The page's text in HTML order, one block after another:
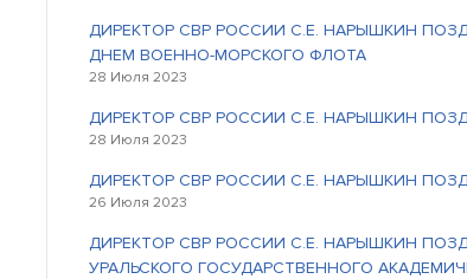
ДИРЕКТОР СВР РОССИИ С.Е. НАРЫШКИН
ДНЕМ ВОЕННО-МОРСКОГО ФЛОТА
28 Июля 2023
ДИРЕКТОР СВР РОССИИ С.Е. НАРЫШКИН
28 Июля 2023
ДИРЕКТОР СВР РОССИИ С.Е. НАРЫШКИН
26 Июля 2023
ДИРЕКТОР СВР РОССИИ С.Е. НАРЫШКИН
УРАЛЬСКОГО ГОСУДАРСТВЕННОГО